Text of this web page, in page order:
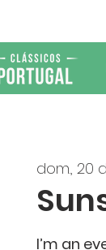
dom., 20
I’m an